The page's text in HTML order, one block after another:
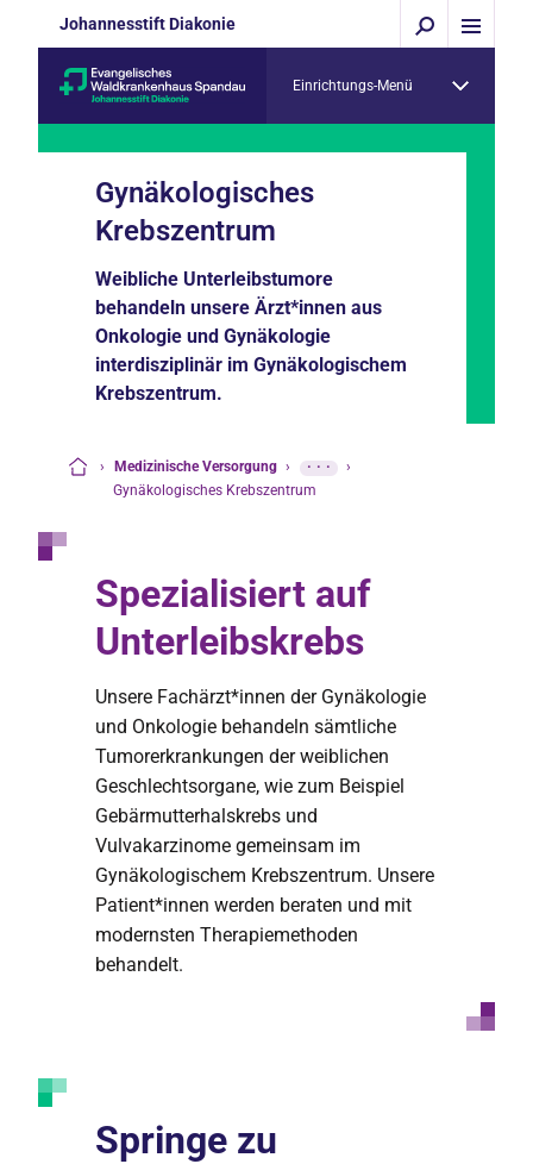
Johannesstift Diakonie
Einrichtungs-Menü
Gynäkologisches
Krebszentrum
Weibliche Unterleibstumore
behandeln unsere Ärzt*innen aus
Onkologie und Gynäkologie
interdisziplinär im Gynäkologischem
Krebszentrum.
› Medizinische Versorgung › ···
›
Gynäkologisches Krebszentrum
Spezialisiert auf
Unterleibskrebs
Unsere Fachärzt*innen der Gynäkologie
und Onkologie behandeln sämtliche
Tumorerkrankungen der weiblichen
Geschlechtsorgane, wie zum Beispiel
Gebärmutterhalskrebs und
Vulvakarzinome gemeinsam im
Gynäkologischem Krebszentrum. Unsere
Patient*innen werden beraten und mit
modernsten Therapiemethoden
behandelt.
Springe zu